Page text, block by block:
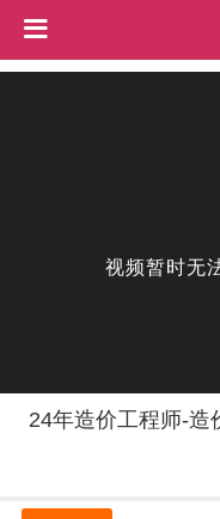
24年造价工程师-造